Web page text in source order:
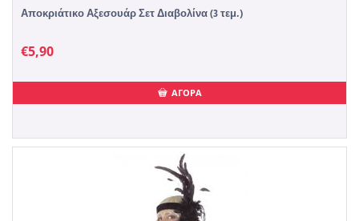
Αποκριάτικο Αξεσουάρ Σετ Διαβολίνα (3 τεμ.)
€5,90
ΑΓΟΡΑ